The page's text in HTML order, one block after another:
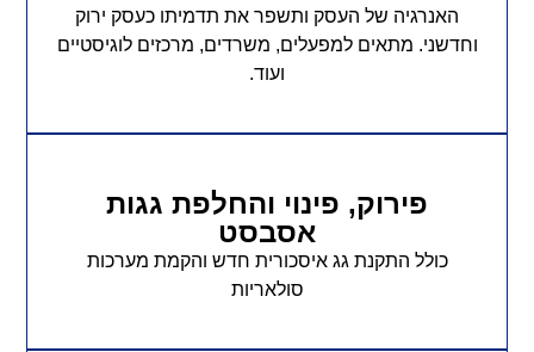
האנרגיה של העסק ותשפר את תדמיתו כעסק ירוק
וחדשני. מתאים למפעלים, משרדים, מרכזים לוגיסטיים
ועוד.
פירוק, פינוי והחלפת גגות
אסבסט
כולל התקנת גג איסכורית חדש והקמת מערכות
סולאריות